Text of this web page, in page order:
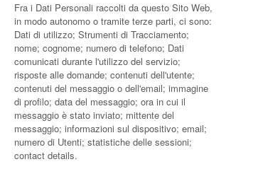
Fra i Dati Personali raccolti da questo Sito Web,
in modo autonomo o tramite terze parti, ci sono:
Dati di utilizzo; Strumenti di Tracciamento;
nome; cognome; numero di telefono; Dati
comunicati durante l'utilizzo del servizio;
risposte alle domande; contenuti dell'utente;
contenuti del messaggio o dell'email; immagine
di profilo; data del messaggio; ora in cui il
messaggio è stato inviato; mittente del
messaggio; informazioni sul dispositivo; email;
numero di Utenti; statistiche delle sessioni;
contact details.